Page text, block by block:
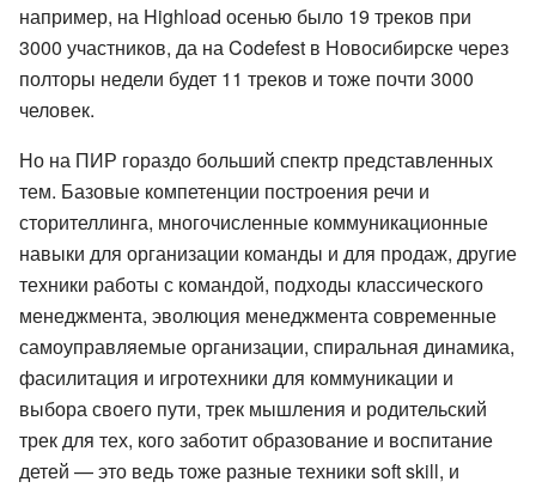
например, на Highload осенью было 19 треков при
3000 участников, да на Codefest в Новосибирске через
полторы недели будет 11 треков и тоже почти 3000
человек.
Но на ПИР гораздо больший спектр представленных
тем. Базовые компетенции построения речи и
сторителлинга, многочисленные коммуникационные
навыки для организации команды и для продаж, другие
техники работы с командой, подходы классического
менеджмента, эволюция менеджмента современные
самоуправляемые организации, спиральная динамика,
фасилитация и игротехники для коммуникации и
выбора своего пути, трек мышления и родительский
трек для тех, кого заботит образование и воспитание
детей — это ведь тоже разные техники soft skill, и